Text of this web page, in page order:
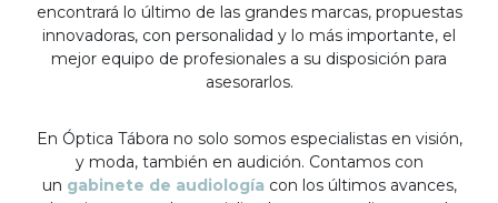
encontrará lo último de las grandes marcas, propuestas
innovadoras, con personalidad y lo más importante, el
mejor equipo de profesionales a su disposición para
asesorarlos.
En Óptica Tábora no solo somos especialistas en visión,
y moda, también en audición. Contamos con
un gabinete de audiología con los últimos avances,